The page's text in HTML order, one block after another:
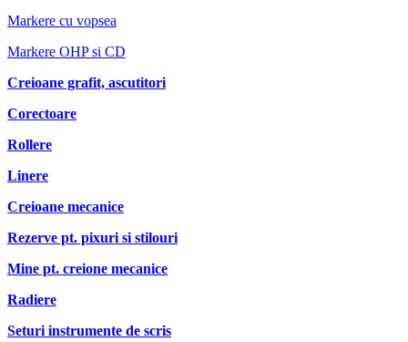
Markere cu vopsea
Markere OHP si CD
Creioane grafit, ascutitori
Corectoare
Rollere
Linere
Creioane mecanice
Rezerve pt. pixuri si stilouri
Mine pt. creione mecanice
Radiere
Seturi instrumente de scris